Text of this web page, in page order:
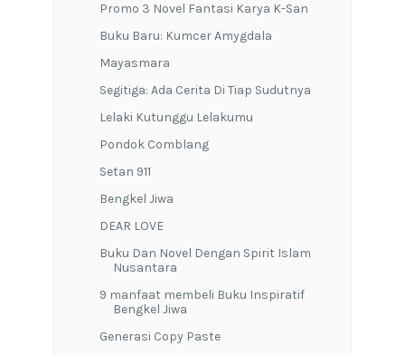
Promo 3 Novel Fantasi Karya K-San
Buku Baru: Kumcer Amygdala
Mayasmara
Segitiga: Ada Cerita Di Tiap Sudutnya
Lelaki Kutunggu Lelakumu
Pondok Comblang
Setan 911
Bengkel Jiwa
DEAR LOVE
Buku Dan Novel Dengan Spirit Islam
Nusantara
9 manfaat membeli Buku Inspiratif
Bengkel Jiwa
Generasi Copy Paste